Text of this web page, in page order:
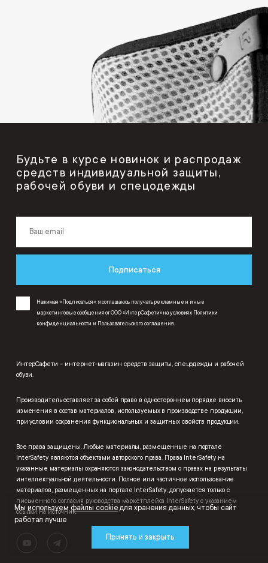
Будьте в курсе новинок и распродаж
средств индивидуальной защиты,
рабочей обуви и спецодежды
Подписаться
Нажимая «Подписаться», я соглашаюсь получать рекламные и иные
маркетинговые сообщения от ООО «ИнтерСафети» на условиях Политики
конфиденциальности и Пользовательского соглашения.
ИнтерСафети – интернет-магазин средств защиты, спецодежды и рабочей
обуви.
Производитель оставляет за собой право в одностороннем порядке вносить
изменения в состав материалов, используемых в производстве продукции,
при условии сохранения функциональных и защитных свойств продукции.
Все права защищены. Любые материалы, размещенные на портале
InterSafety являются объектами авторского права. Права InterSafety на
указанные материалы охраняются законодательством о правах на результаты
интеллектуальной деятельности. Полное или частичное использование
материалов, размещенных на портале InterSafety, допускается только с
письменного согласия руководства маркетплейса InterSafety с указанием
ссылки на источник.
Мы используем файлы cookieдля хранения данных, чтобы сайт
работал лучше
Принять и закрыть